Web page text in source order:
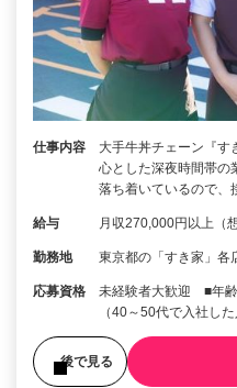
仕事内容
大手牛丼チェーン『す
心とした深夜時間帯の
落ち着いているので、
給与 月収270,000円以上（想
勤務地 東京都の「すき家」各
応募資格
未経験者大歓迎 ■年齢
（40～50代で入社し
後で見る